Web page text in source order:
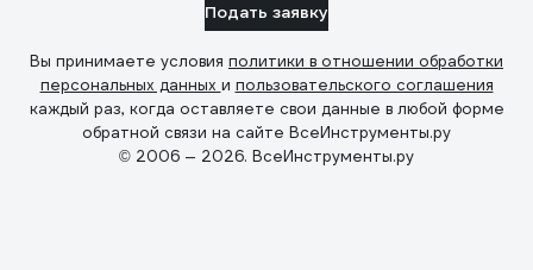
Подать заявку
Вы принимаете условия политики в отношении обработки
персональных данных и пользовательского соглашения
каждый раз, когда оставляете свои данные в любой форме
обратной связи на сайте ВсеИнструменты.ру
© 2006 — 2026. ВсеИнструменты.ру